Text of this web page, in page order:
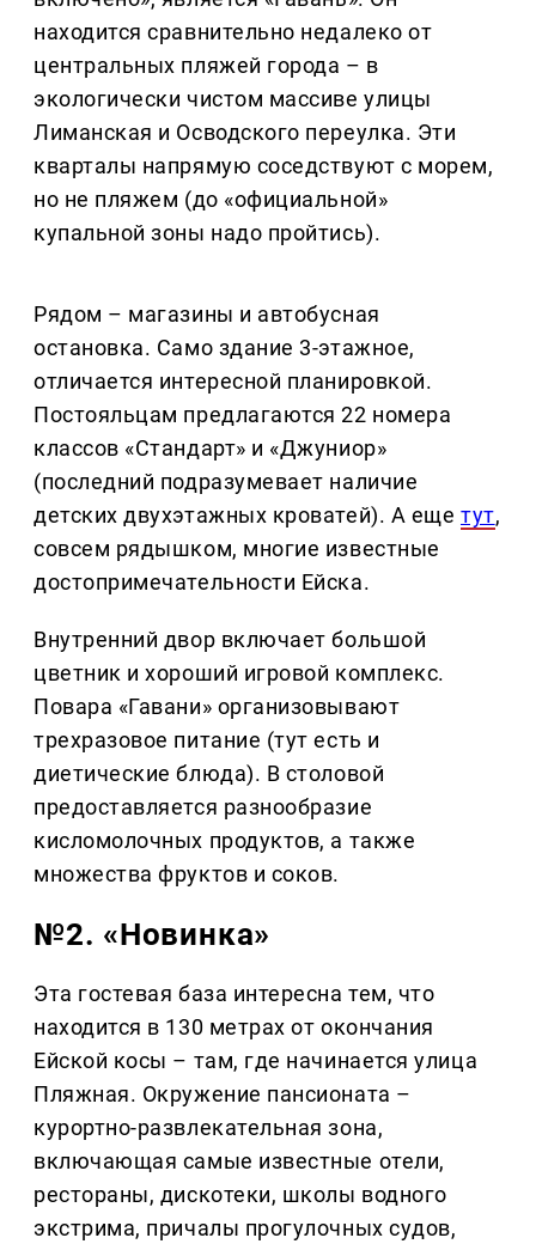
находится сравнительно недалеко от
центральных пляжей города – в
экологически чистом массиве улицы
Лиманская и Осводского переулка. Эти
кварталы напрямую соседствуют с морем,
но не пляжем (до «официальной»
купальной зоны надо пройтись).
Рядом – магазины и автобусная
остановка. Само здание 3-этажное,
отличается интересной планировкой.
Постояльцам предлагаются 22 номера
классов «Стандарт» и «Джуниор»
(последний подразумевает наличие
детских двухэтажных кроватей). А еще тут,
совсем рядышком, многие известные
достопримечательности Ейска.
Внутренний двор включает большой
цветник и хороший игровой комплекс.
Повара «Гавани» организовывают
трехразовое питание (тут есть и
диетические блюда). В столовой
предоставляется разнообразие
кисломолочных продуктов, а также
множества фруктов и соков.
№2. «Новинка»
Эта гостевая база интересна тем, что
находится в 130 метрах от окончания
Ейской косы – там, где начинается улица
Пляжная. Окружение пансионата –
курортно-развлекательная зона,
включающая самые известные отели,
рестораны, дискотеки, школы водного
экстрима, причалы прогулочных судов,